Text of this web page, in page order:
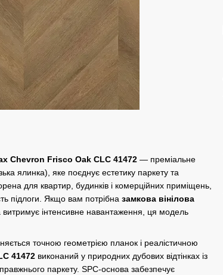
Chevron Frisco Oak CLC 41472 — преміальне
ялинка), яке поєднує естетику паркету та
для квартир, будинків і комерційних приміщень,
підлоги. Якщо вам потрібна замкова вінілова
витримує інтенсивне навантаження, ця модель
точною геометрією планок і реалістичною
41472 виконаний у природних дубових відтінках із
паркету. SPC-основа забезпечує